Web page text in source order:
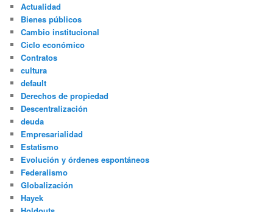
Actualidad
Bienes públicos
Cambio institucional
Ciclo económico
Contratos
cultura
default
Derechos de propiedad
Descentralización
deuda
Empresarialidad
Estatismo
Evolución y órdenes espontáneos
Federalismo
Globalización
Hayek